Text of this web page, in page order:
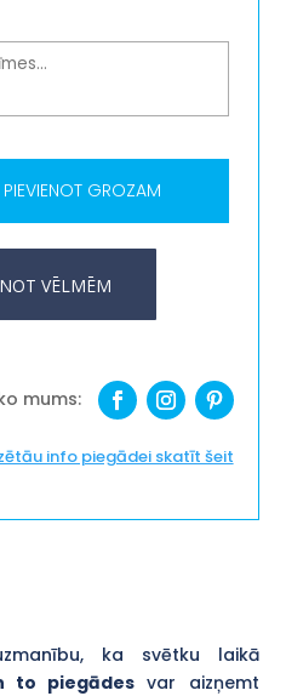
PIEVIENOT GROZAM
VĒLMĒM
info piegādei skatīt šeit
ka svētku laikā
to piegādes var aizņemt